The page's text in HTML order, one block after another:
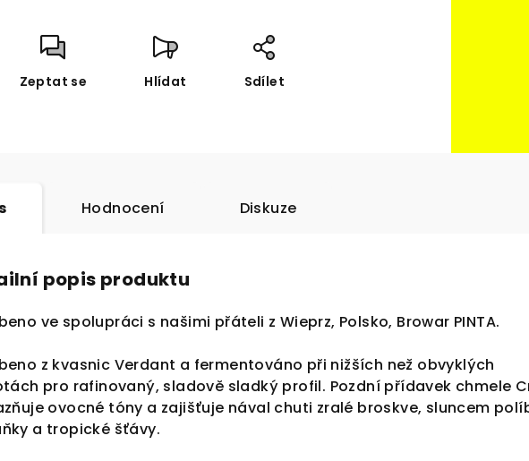
Zeptat se Hlídat Sdílet
Hodnocení Diskuze
popis produktu
ve spolupráci s našimi přáteli z Wieprz, Polsko, Browar PINTA.
z kvasnic Verdant a fermentováno při nižších než obvyklých
pro rafinovaný, sladově sladký profil. Pozdní přídavek chmele
ovocné tóny a zajišťuje nával chuti zralé broskve, sluncem
a tropické šťávy.